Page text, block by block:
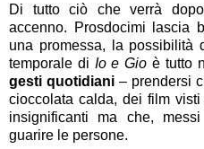
Di tutto ciò che verrà
accenno. Prosdocimi lascia
una promessa, la possibilità
temporale di Io e Gio è tutto
gesti quotidiani – prendersi
cioccolata calda, dei film
insignificanti ma che,
guarire le persone.